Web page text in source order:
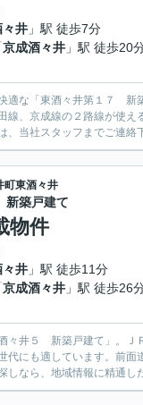
々井 」駅 徒歩7分
京成酒々井 」駅 徒歩20
適な「東酒々井第１７
線、京成線の２路線が使
当社スタッフまでご連絡
町東酒々井
築戸建て
物件
々井 」駅 徒歩11分
京成酒々井 」駅 徒歩26
々井５ 新築戸建て」。
代にも適しています。前
なら、地域情報に精通し